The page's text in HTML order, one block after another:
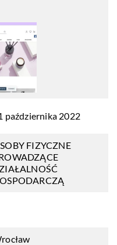
października 2022
FIZYCZNE